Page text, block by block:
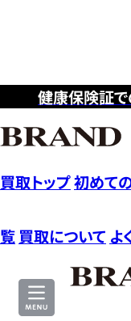
健康保険証
買取トップ初めて
覧 買取について よ